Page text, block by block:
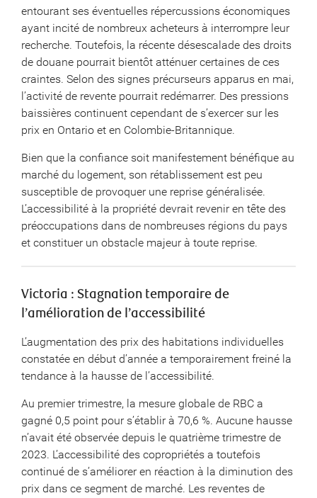
entourant ses éventuelles répercussions économiques
ayant incité de nombreux acheteurs à interrompre leur
recherche. Toutefois, la récente désescalade des droits
de douane pourrait bientôt atténuer certaines de ces
craintes. Selon des signes précurseurs apparus en mai,
l’activité de revente pourrait redémarrer. Des pressions
baissières continuent cependant de s’exercer sur les
prix en Ontario et en Colombie-Britannique.
Bien que la confiance soit manifestement bénéfique au
marché du logement, son rétablissement est peu
susceptible de provoquer une reprise généralisée.
L’accessibilité à la propriété devrait revenir en tête des
préoccupations dans de nombreuses régions du pays
et constituer un obstacle majeur à toute reprise.
Victoria : Stagnation temporaire de
l’amélioration de l’accessibilité
L’augmentation des prix des habitations individuelles
constatée en début d’année a temporairement freiné la
tendance à la hausse de l’accessibilité.
Au premier trimestre, la mesure globale de RBC a
gagné 0,5 point pour s’établir à 70,6 %. Aucune hausse
n’avait été observée depuis le quatrième trimestre de
2023. L’accessibilité des copropriétés a toutefois
continué de s’améliorer en réaction à la diminution des
prix dans ce segment de marché. Les reventes de